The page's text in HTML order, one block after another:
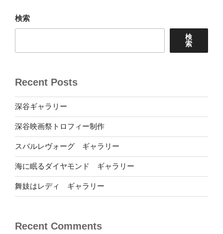
ン
検索
検
索
Recent Posts
深谷ギャラリー
深谷映画祭トロフィー制作
スバルレヴォーグ ギャラリー
海に眠るダイヤモンド ギャラリー
舞妓はレディ ギャラリー
Recent Comments